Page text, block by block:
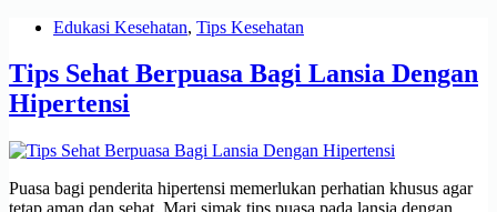
Edukasi Kesehatan, Tips Kesehatan
Tips Sehat Berpuasa Bagi Lansia Dengan
Hipertensi
Puasa bagi penderita hipertensi memerlukan perhatian khusus agar